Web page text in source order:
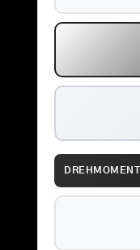
DREHMOMENT